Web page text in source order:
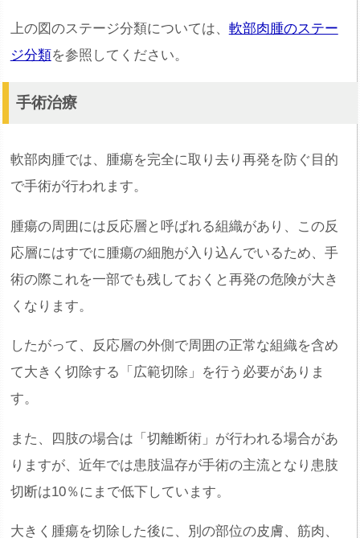
上の図のステージ分類については、 軟部肉腫のステー
ジ分類を参照してください。
手術治療
軟部肉腫では、腫瘍を完全に取り去り再発を防ぐ目的
で手術が行われます。
腫瘍の周囲には反応層と呼ばれる組織があり、この反
応層にはすでに腫瘍の細胞が入り込んでいるため、手
術の際これを一部でも残しておくと再発の危険が大き
くなります。
したがって、反応層の外側で周囲の正常な組織を含め
て大きく切除する「広範切除」を行う必要がありま
す。
また、四肢の場合は「切離断術」が行われる場合があ
りますが、近年では患肢温存が手術の主流となり患肢
切断は10％にまで低下しています。
大きく腫瘍を切除した後に、別の部位の皮膚、筋肉、